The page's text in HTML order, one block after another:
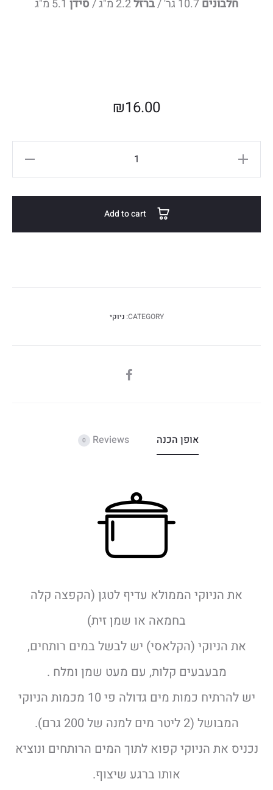
חלבונים ברזל סידן
₪16.00
Add to cart
CATEGORY: ניוקי
אופן הכנה Reviews
0
את הניוקי הממולא עדיף לטגן (הקפצה קלה
בחמאה או שמן זית)
את הניוקי (הקלאסי) יש לבשל במים רותחים,
מבעבעים קלות, עם מעט שמן ומלח .
יש להרתיח כמות מים גדולה פי 10 מכמות הניוקי
המבושל (2 ליטר מים למנה של 200 גרם).
נכניס את הניוקי קפוא לתוך המים הרותחים ונוציא
אותו ברגע שיצוף.